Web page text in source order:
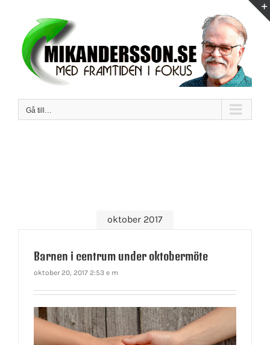
innehållet
Gå till…
oktober 2017
Barnen i centrum under oktobermöte
oktober 20, 2017 2:53 e m